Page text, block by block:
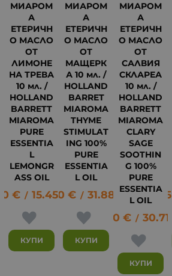
МИАРОМ
А
ЕТЕРИЧН
О МАСЛО
ОТ
ЛИМОНЕ
НА ТРЕВА
10 мл. /
HOLLAND
BARRETT
MIAROMA
PURE
ESSENTIA
L
LEMONGR
ASS OIL
€ / 15.45 лв.
КУПИ
МИАРОМ
А
ЕТЕРИЧН
О МАСЛО
ОТ
МАЩЕРК
А 10 мл. /
HOLLAND
BARRET
MIAROMA
THYME
STIMULAT
ING 100%
PURE
ESSENTIA
L OIL
16.30 € / 31.88 лв.
КУПИ
МИАРОМ
А
ЕТЕРИЧН
О МАСЛО
ОТ
САЛВИЯ
СКЛАРЕА
10 мл. /
HOLLAND
BARRETT
MIAROMA
CLARY
SAGE
SOOTHIN
G 100%
PURE
ESSENTIA
L OIL
15.70 € / 30.71
КУПИ
11.25